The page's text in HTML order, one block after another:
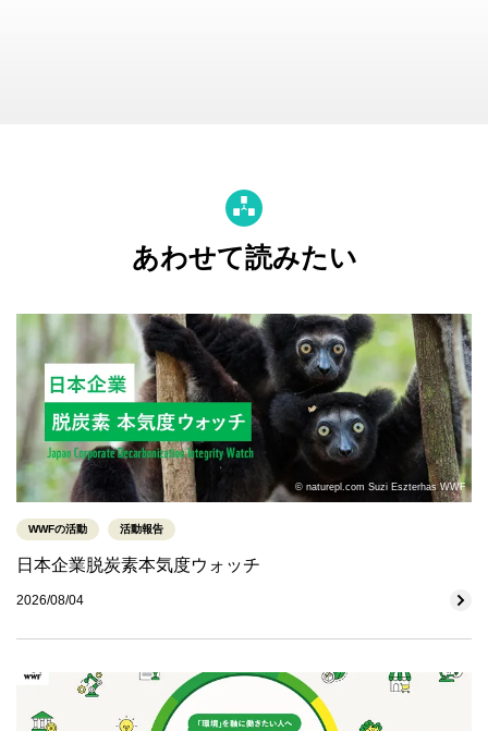
あわせて読みたい
© naturepl.com Suzi Eszterhas WWF
WWFの活動 活動報告
日本企業脱炭素本気度ウォッチ
2026/08/04